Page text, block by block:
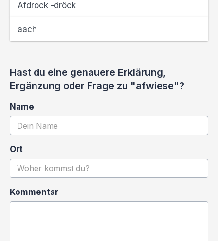
Afdrock -dröck
aach
Hast du eine genauere Erklärung,
Ergänzung oder Frage zu "afwiese"?
Name
Ort
Kommentar